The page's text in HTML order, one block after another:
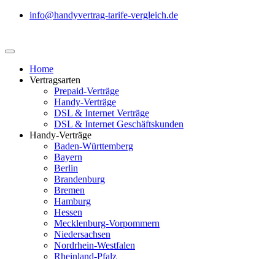
info@handyvertrag-tarife-vergleich.de
Home
Vertragsarten
Prepaid-Verträge
Handy-Verträge
DSL & Internet Verträge
DSL & Internet Geschäftskunden
Handy-Verträge
Baden-Württemberg
Bayern
Berlin
Brandenburg
Bremen
Hamburg
Hessen
Mecklenburg-Vorpommern
Niedersachsen
Nordrhein-Westfalen
Rheinland-Pfalz